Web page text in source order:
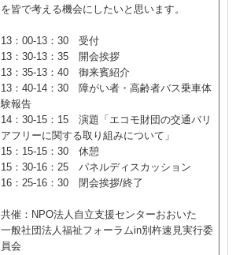
を皆で考える機会にしたいと思います。
13：00-13：30 受付
13：30-13：35 開会挨拶
13：35-13：40 御来賓紹介
13：40-14：30 障がい者・高齢者バス乗車体
験報告
14：30-15：15 演題「エコモ財団の交通バリ
アフリーに関する取り組みについて」
15：15-15：30 休憩
15：30-16：25 パネルディスカッション
16：25-16：30 閉会挨拶/終了
共催：NPO法人自立支援センターおおいた
一般社団法人福祉フォーラムin別杵速見実行委
員会